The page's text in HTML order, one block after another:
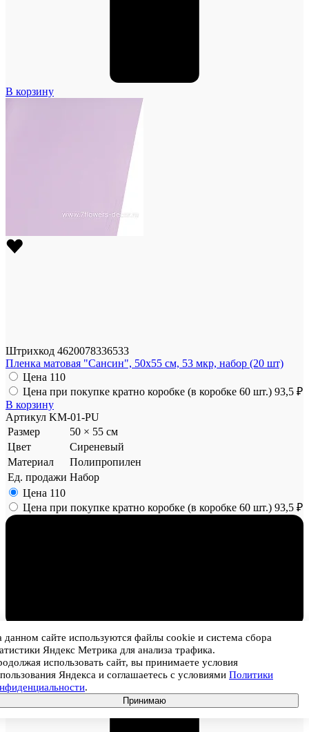
В корзину
Штрихкод 4620078336533
Пленка матовая "Сансин", 50x55 см, 53 мкр, набор (20 шт)
Цена 110
Цена при покупке кратно коробке (в коробке 60 шт.) 93,5 ₽
В корзину
Артикул KM-01-PU
Размер
50 × 55 см
Цвет
Сиреневый
Материал
Полипропилен
Ед. продажи Набор
Цена 110
Цена при покупке кратно коробке (в коробке 60 шт.) 93,5 ₽
1
данном сайте используются файлы cookie и система сбора
Яндекс Метрика для анализа трафика.
использовать сайт, вы принимаете условия
Яндекса и соглашаетесь с условиями Политики
.
Принимаю